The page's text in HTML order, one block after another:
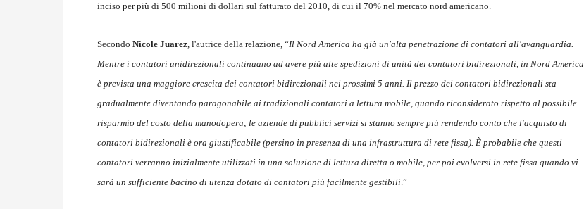
inciso per più di 500 milioni di dollari sul fatturato del 2010, di cui il 70% nel mercato nord americano.
Secondo Nicole Juarez, l'autrice della relazione, “Il Nord America ha già un'alta penetrazione di contatori all'avanguardia.
Mentre i contatori unidirezionali continuano ad avere più alte spedizioni di unità dei contatori bidirezionali, in Nord America
è prevista una maggiore crescita dei contatori bidirezionali nei prossimi 5 anni. Il prezzo dei contatori bidirezionali sta
gradualmente diventando paragonabile ai tradizionali contatori a lettura mobile, quando riconsiderato rispetto al possibile
risparmio del costo della manodopera; le aziende di pubblici servizi si stanno sempre più rendendo conto che l'acquisto di
contatori bidirezionali è ora giustificabile (persino in presenza di una infrastruttura di rete fissa). È probabile che questi
contatori verranno inizialmente utilizzati in una soluzione di lettura diretta o mobile, per poi evolversi in rete fissa quando vi
sarà un sufficiente bacino di utenza dotato di contatori più facilmente gestibili.”